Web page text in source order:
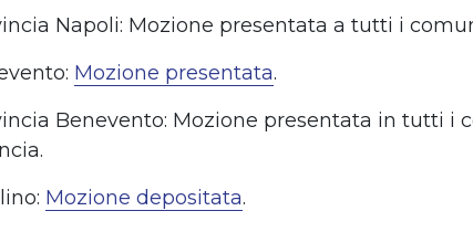
Napoli: Mozione presentata a tutti i
Mozione presentata.
Benevento: Mozione presentata in tutti i
Mozione depositata.